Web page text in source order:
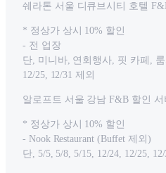
쉐라톤 서울 디큐브시티 호텔
* 정상가 상시 10% 할인
- 전 업장
단, 미니바, 연회행사, 핏 카페,
12/25, 12/31 제외
알로프트 서울 강남 F&B 할인 서
* 정상가 상시 10% 할인
- Nook Restaurant (Buffet 제외)
단, 5/5, 5/8, 5/15, 12/24, 12/25, 12/